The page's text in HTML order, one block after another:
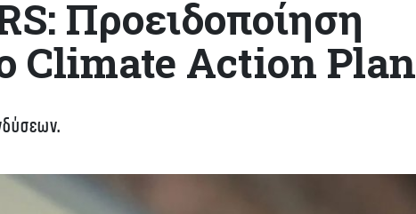
Προειδοποίηση
Climate Action Plan